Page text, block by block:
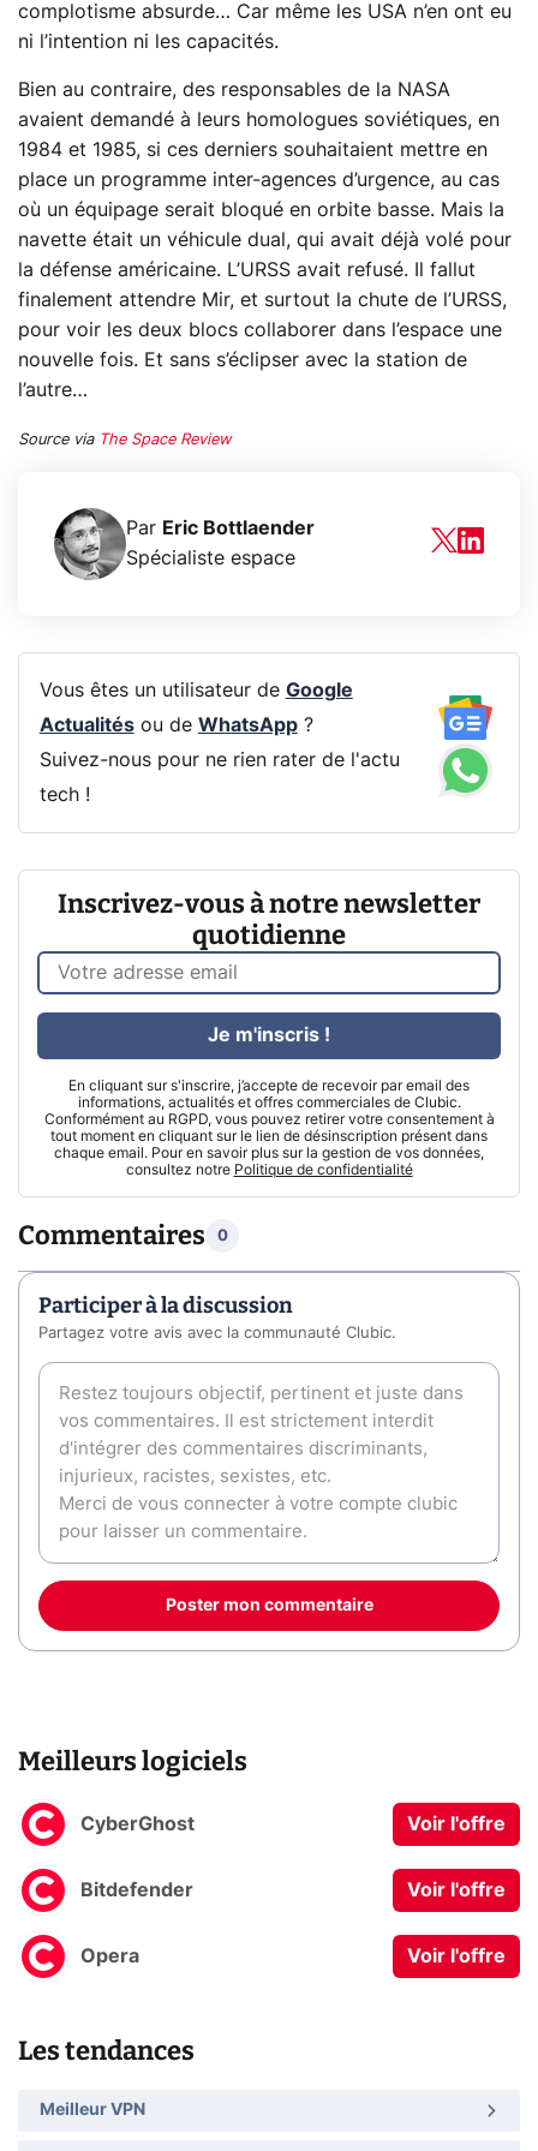
complotisme absurde… Car même les USA n’en ont eu
ni l’intention ni les capacités.
Bien au contraire, des responsables de la NASA
avaient demandé à leurs homologues soviétiques, en
1984 et 1985, si ces derniers souhaitaient mettre en
place un programme inter-agences d’urgence, au cas
où un équipage serait bloqué en orbite basse. Mais la
navette était un véhicule dual, qui avait déjà volé pour
la défense américaine. L’URSS avait refusé. Il fallut
finalement attendre Mir, et surtout la chute de l’URSS,
pour voir les deux blocs collaborer dans l’espace une
nouvelle fois. Et sans s’éclipser avec la station de
l’autre…
Source via The Space Review
Par Eric Bottlaender
Spécialiste espace
Vous êtes un utilisateur de Google
Actualitésou de WhatsApp?
Suivez-nous pour ne rien rater de l'actu
tech !
Inscrivez-vous à notre newsletter
quotidienne
En cliquant sur s'inscrire, j’accepte de recevoir par email des
informations, actualités et offres commerciales de Clubic.
Conformément au RGPD, vous pouvez retirer votre consentement à
tout moment en cliquant sur le lien de désinscription présent dans
chaque email. Pour en savoir plus sur la gestion de vos données,
consultez notre Politique de confidentialité
Je m'inscris !
Commentaires 0
Participer à la discussion
Partagez votre avis avec la communauté Clubic.
Poster mon commentaire
Meilleurs logiciels
CyberGhost Voir l'offre
Bitdefender Voir l'offre
Opera Voir l'offre
Les tendances
Meilleur VPN